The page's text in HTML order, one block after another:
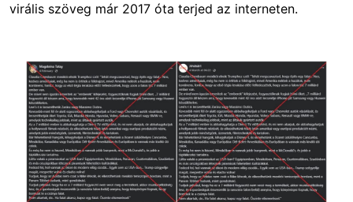
virális szöveg már 2017 óta terjed az interneten.
Image